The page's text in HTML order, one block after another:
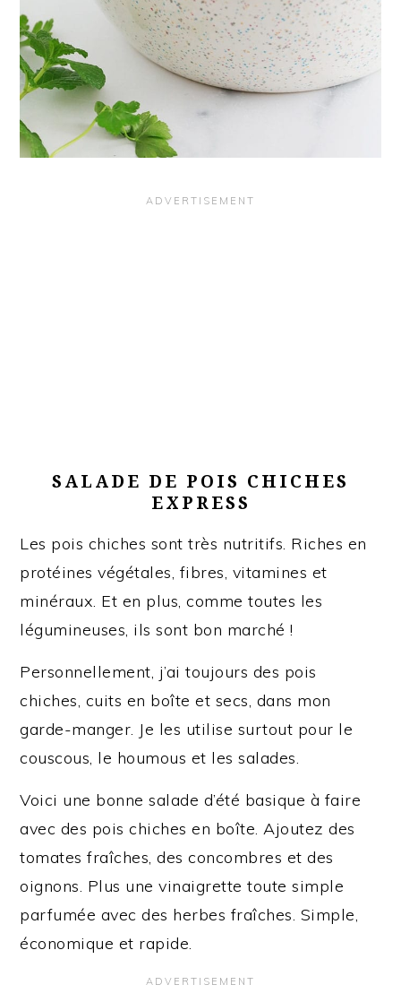
SALADE DE POIS CHICHES
EXPRESS
Les pois chiches sont très nutritifs. Riches en
protéines végétales, fibres, vitamines et
minéraux. Et en plus, comme toutes les
légumineuses, ils sont bon marché !
Personnellement, j’ai toujours des pois
chiches, cuits en boîte et secs, dans mon
garde-manger. Je les utilise surtout pour le
couscous, le houmous et les salades.
Voici une bonne salade d’été basique à faire
avec des pois chiches en boîte. Ajoutez des
tomates fraîches, des concombres et des
oignons. Plus une vinaigrette toute simple
parfumée avec des herbes fraîches. Simple,
économique et rapide.